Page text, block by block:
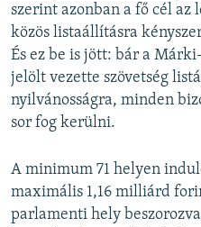
szerint azonban a fő cél
közös listaállításra
És ez be is jött: bár a
jelölt vezette szövetség
nyilvánosságra, minden
sor fog kerülni.
A minimum 71 helyen
maximális 1,16 milliárd
parlamenti hely